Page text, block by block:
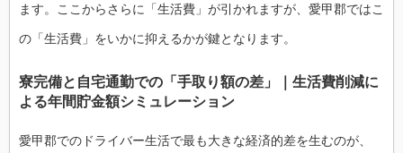
ます。ここからさらに「生活費」が引かれますが、愛甲郡ではこ
の「生活費」をいかに抑えるかが鍵となります。
寮完備と自宅通勤での「手取り額の差」｜生活費削減に
よる年間貯金額シミュレーション
愛甲郡でのドライバー生活で最も大きな経済的差を生むのが、